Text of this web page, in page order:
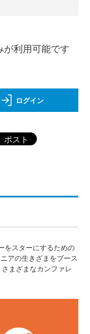
利用可能です
ログイン
ポスト
をスターにするための
アの生きざまをブース
まざまなカンファレ